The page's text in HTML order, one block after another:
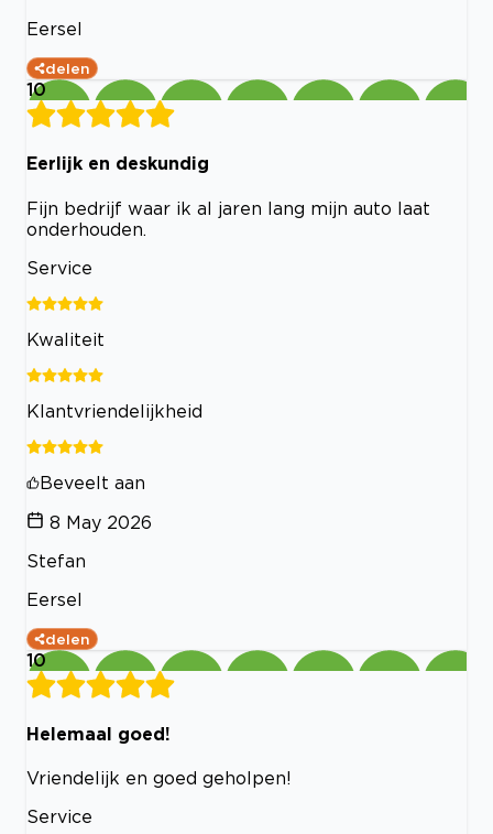
Eersel
delen
10
Eerlijk en deskundig
Fijn bedrijf waar ik al jaren lang mijn auto laat
onderhouden.
Service
Kwaliteit
Klantvriendelijkheid
Beveelt aan
8 May 2026
Stefan
Eersel
delen
10
Helemaal goed!
Vriendelijk en goed geholpen!
Service